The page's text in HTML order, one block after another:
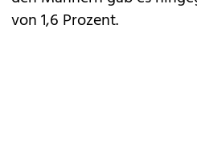
von 1,6 Prozent.